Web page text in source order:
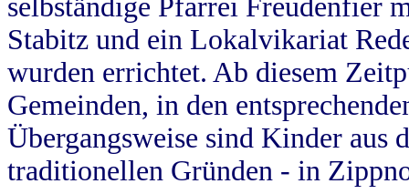
selbständige Pfarrei Freudenfier
Stabitz und ein Lokalvikariat
wurden errichtet. Ab diesem
Gemeinden, in den
Übergangsweise sind Kinder aus
traditionellen Gründen - in